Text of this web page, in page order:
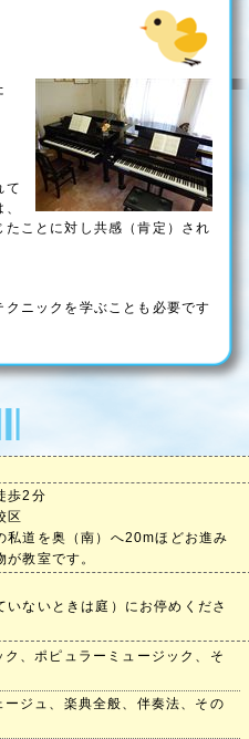
て
ことに対し共感（肯定）され
ニックを学ぶことも必要です
歩2分
区
私道を奥（南）へ20mほどお進み
が教室です。
いないときは庭）にお停めくださ
ク、ポピュラーミュージック、そ
ージュ、楽典全般、伴奏法、その